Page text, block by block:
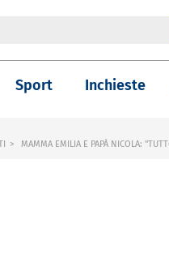
Sport Inchieste
MAMMA EMILIA E PAPÀ NICOLA: